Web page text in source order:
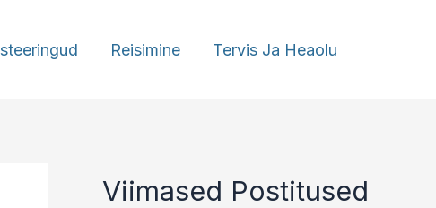
Reisimine Tervis Ja Heaolu
Viimased Postitused